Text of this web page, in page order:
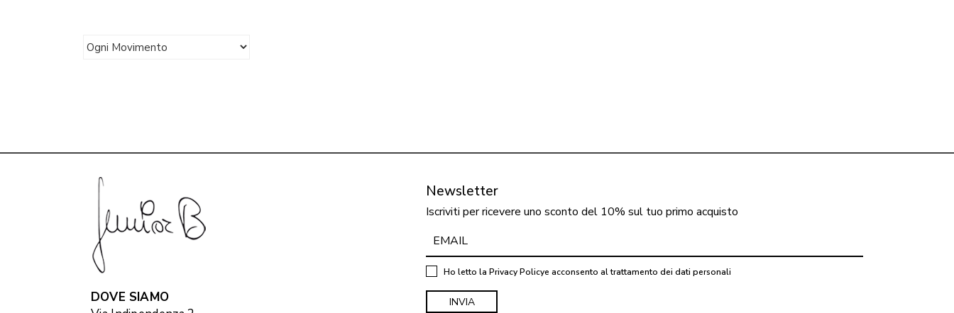
DOVE SIAMO
Newsletter
Iscriviti per ricevere uno sconto del 10% sul tuo primo acquisto
Ho letto laPrivacy Policye acconsento al trattamento dei dati personali